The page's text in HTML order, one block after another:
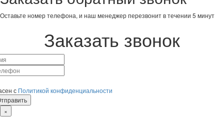
Оставьте номер телефона, и наш менеджер перезвонит в течении 5 минут
Заказать звонок
с Политикой конфиденциальности
×